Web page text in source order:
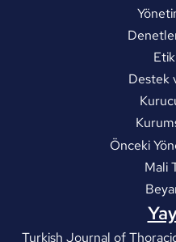
Destek
Önceki
Mali
Turkish Journal of